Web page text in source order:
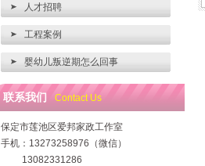
人才招聘
工程案例
婴幼儿叛逆期怎么回事
联系我们 Contact Us
保定市莲池区爱邦家政工作室
手机：13273258976（微信）
13082331286